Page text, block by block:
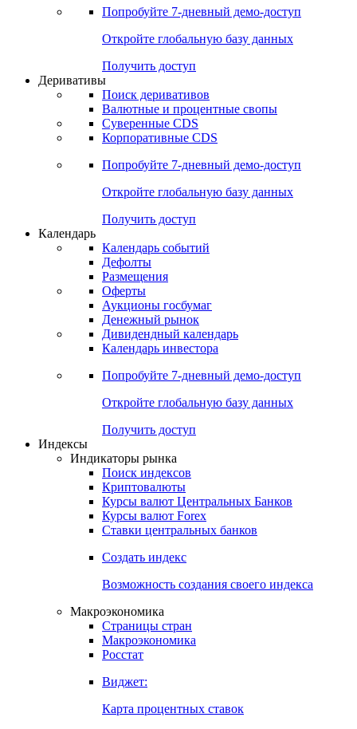
Попробуйте 7-дневный демо-доступ
Откройте глобальную базу данных
Получить доступ
Деривативы
Поиск деривативов
Валютные и процентные свопы
Суверенные CDS
Корпоративные CDS
Попробуйте 7-дневный демо-доступ
Откройте глобальную базу данных
Получить доступ
Календарь
Календарь событий
Дефолты
Размещения
Оферты
Аукционы госбумаг
Денежный рынок
Дивидендный календарь
Календарь инвестора
Попробуйте 7-дневный демо-доступ
Откройте глобальную базу данных
Получить доступ
Индексы
Индикаторы рынка
Поиск индексов
Криптовалюты
Курсы валют Центральных Банков
Курсы валют Forex
Ставки центральных банков
Создать индекс
Возможность создания своего индекса
Макроэкономика
Страницы стран
Макроэкономика
Росстат
Виджет:
Карта процентных ставок